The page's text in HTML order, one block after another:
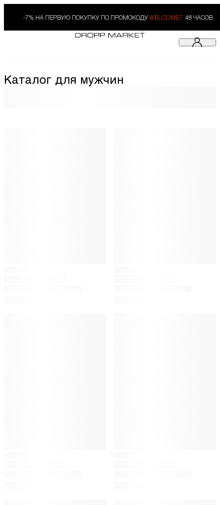
-7% НА ПЕРВУЮ ПОКУПКУ ПО ПРОМОКОДУ WELCOME7. 48 ЧАСОВ
Каталог для мужчин